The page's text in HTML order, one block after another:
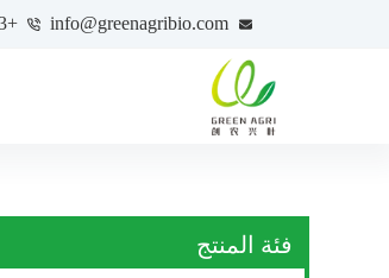
info@greenagribio.com
+86-18966738003
فئة المنتج